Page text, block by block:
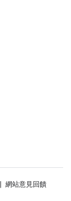
網站意見回饋